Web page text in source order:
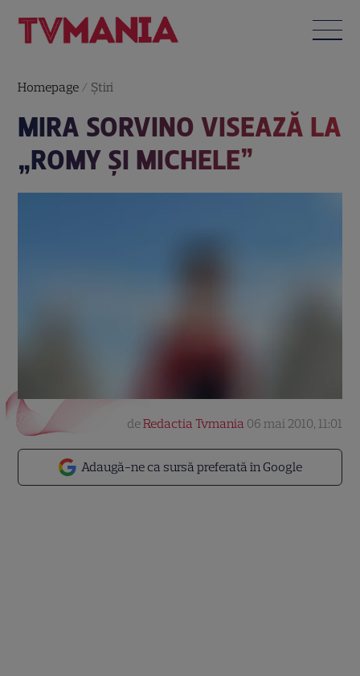
Homepage / Știri
MIRA SORVINO VISEAZĂ LA
„ROMY ŞI MICHELE”
Adaugă-ne ca sursă preferată în Google
deRedactia Tvmania 06 mai 2010, 11:01